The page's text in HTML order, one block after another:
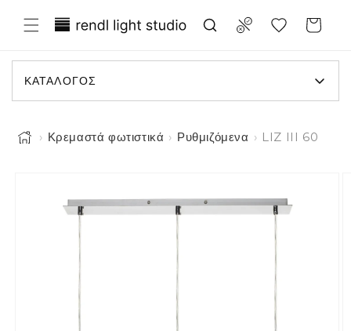
στο περιεχόμενο Compare
Translation missing: Καλάθι
ΚΑΤΆΛΟΓΟΣ
› Κρεμαστά φωτιστικά › Ρυθμιζόμενα › LIZ III 60